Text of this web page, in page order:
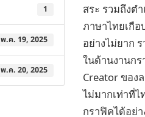
1
พ.ค. 19, 2025
พ.ค. 20, 2025
สระ รวมถึงต
ภาษาไทยเกื
อย่างไม่ยาก
ในด้านงานก
Creator ของ
ไม่มากเท่าที่
กราฟิคได้อย่า